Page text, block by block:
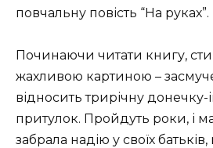
повчальну повість “На руках”.
Починаючи читати книгу,
жахливою картиною –
відносить трирічну донечку-
притулок. Пройдуть роки, і
забрала надію у своїх